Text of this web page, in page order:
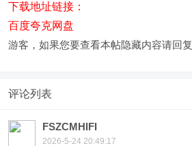
下载地址链接：
百度夸克网盘
游客，如果您要查看本帖隐藏内容请回复
评论列表
FSZCMHIFI
2026-5-24 20:49:17